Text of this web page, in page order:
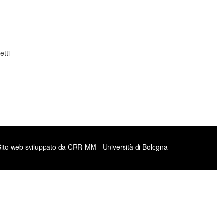
web sviluppato da CRR-MM - Università di Bologna